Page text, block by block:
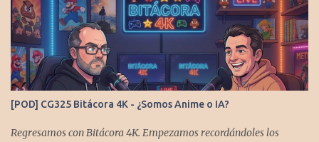
[POD] CG325 Bitácora 4K - ¿Somos Anime o IA?
Regresamos con Bitácora 4K. Empezamos recordándoles los